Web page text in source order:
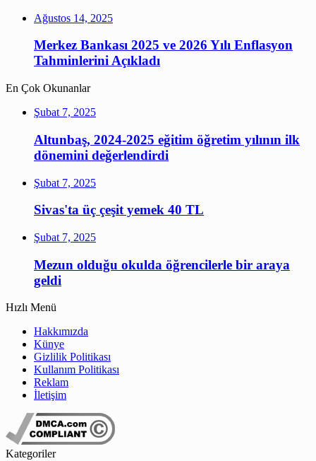
Ağustos 14, 2025
Merkez Bankası 2025 ve 2026 Yılı Enflasyon
Tahminlerini Açıkladı
En Çok Okunanlar
Şubat 7, 2025
Altunbaş, 2024-2025 eğitim öğretim yılının ilk
dönemini değerlendirdi
Şubat 7, 2025
Sivas'ta üç çeşit yemek 40 TL
Şubat 7, 2025
Mezun olduğu okulda öğrencilerle bir araya
geldi
Hızlı Menü
Hakkımızda
Künye
Gizlilik Politikası
Kullanım Politikası
Reklam
İletişim
Kategoriler